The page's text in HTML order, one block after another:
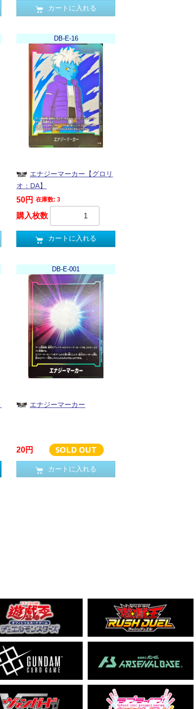
カートに入れる
DB-E-16
エナジーマーカー【グロリ
オ：DA】
50円 在庫数: 3
購入枚数
カートに入れる
DB-E-001
エナジーマーカー
20円
カートに入れる